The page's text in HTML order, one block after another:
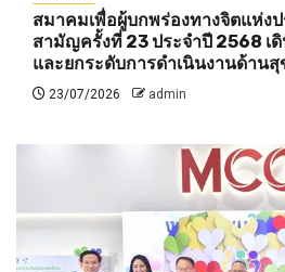
สมาคมเพื่อผู้บกพร่องทางจิตแห่ง
สามัญครั้งที่ 23 ประจำปี 2568 เ
และยกระดับการดำเนินงานด้าน
23/07/2026 admin